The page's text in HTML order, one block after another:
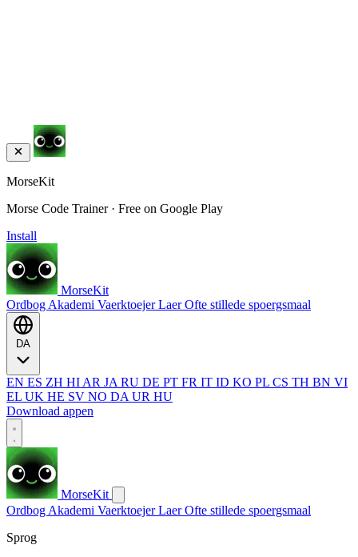
MorseKit
Morse Code Trainer · Free on Google Play
Install
MorseKit
Ordbog Akademi VaerktoejerLaerOfte stillede spoergsmaal
EN ES ZH HI AR JA RU DE PT FR IT ID KO PL CS TH BN VI
EL UK HE SV NO DA UR HU
Download appen
MorseKit
Ordbog Akademi VaerktoejerLaerOfte stillede spoergsmaal
Sprog